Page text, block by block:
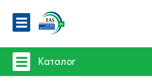
О компании
Вакансии
Каталог